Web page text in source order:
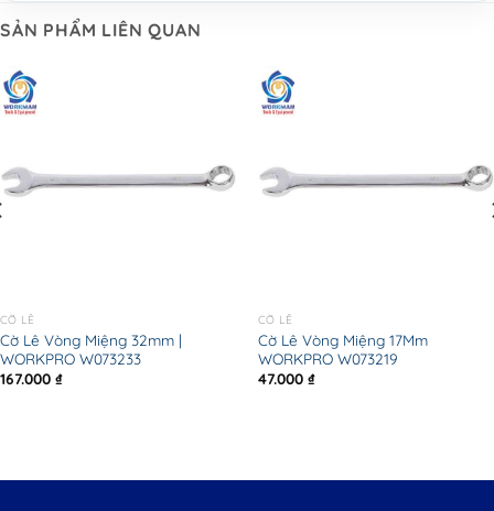
SẢN PHẨM LIÊN QUAN
CỜ LÊ
Cờ Lê Vòng Miệng 32mm |
WORKPRO W073233
167.000 ₫
CỜ LÊ
Cờ Lê Vòng Miệng 17Mm
WORKPRO W073219
47.000 ₫